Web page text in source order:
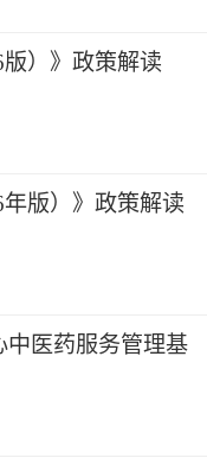
版）》政策解读
年版）》政策解读
中医药服务管理基